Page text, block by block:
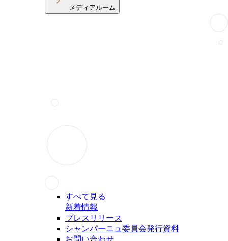
メディアルーム
すべて見る
新着情報
プレスリリース
シャンパーニュ委員会発行資料
お問い合わせ